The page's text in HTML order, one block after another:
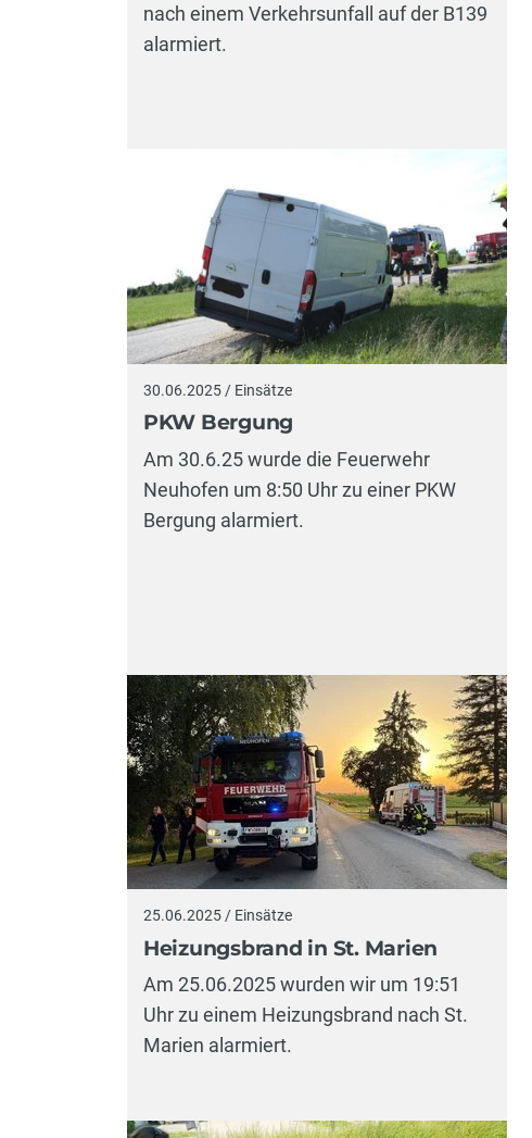
nach einem Verkehrsunfall auf der B139
alarmiert.
30.06.2025 / Einsätze
PKW Bergung
Am 30.6.25 wurde die Feuerwehr
Neuhofen um 8:50 Uhr zu einer PKW
Bergung alarmiert.
25.06.2025 / Einsätze
Heizungsbrand in St. Marien
Am 25.06.2025 wurden wir um 19:51
Uhr zu einem Heizungsbrand nach St.
Marien alarmiert.